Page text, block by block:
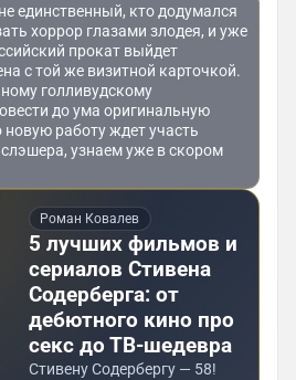
единственный, кто додумался
хоррор глазами злодея, и уже
прокат выйдет
с той же визитной карточкой.
голливудскому
до ума оригинальную
новую работу ждет участь
узнаем уже в скором
Роман Ковалев
5 лучших фильмов и
сериалов Стивена
Содерберга: от
дебютного кино про
секс до ТВ-шедевра
Стивену Содербергу — 58!